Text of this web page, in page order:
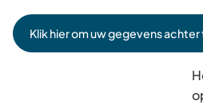
Klik hier om uw gegevens
(Verwijst